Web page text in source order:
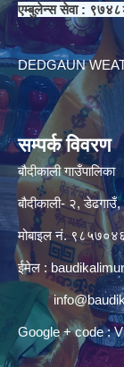
एम्बुलेन्स सेवा :
DEDGAUN
सम्पर्क विवरण
बौदीकाली गाउँपालिका
बौदीकाली- २,
मोबाइल नं.
ईमेल :
Google + code :